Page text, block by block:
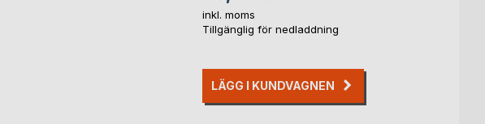
inkl. moms
Tillgänglig för nedladdning
LÄGG I KUNDVAGNEN